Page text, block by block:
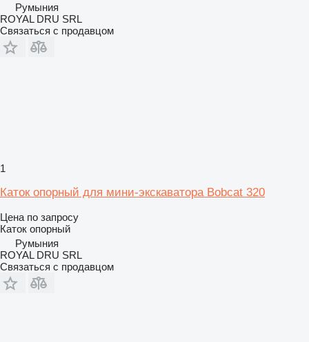
Румыния
ROYAL DRU SRL
Связаться с продавцом
1
Каток опорный для мини-экскаватора Bobcat 320
Цена по запросу
Каток опорный
Румыния
ROYAL DRU SRL
Связаться с продавцом